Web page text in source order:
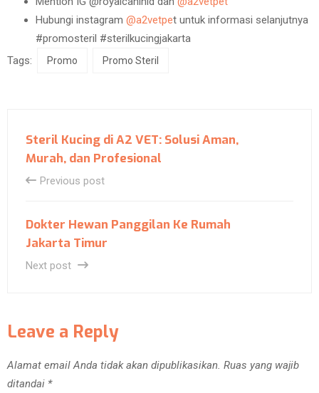
Hubungi instagram @a2vetpet untuk informasi selanjutnya
#promosteril #sterilkucingjakarta
Tags:
Promo Promo Steril
Steril Kucing di A2 VET: Solusi Aman,
Murah, dan Profesional
Previous post
Dokter Hewan Panggilan Ke Rumah
Jakarta Timur
Next post
Leave a Reply
Alamat email Anda tidak akan dipublikasikan. Ruas yang wajib
ditandai *